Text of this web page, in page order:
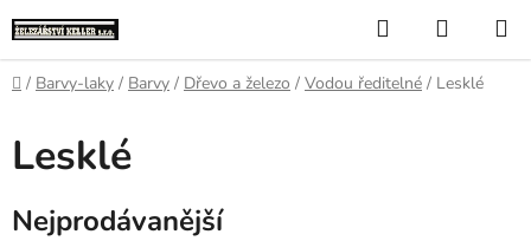
na
obsah
Hledat
KOŠÍK
Domů
/ Barvy-laky / Barvy / Dřevo a železo / Vodou ředitelné / Lesklé
Lesklé
Nejprodávanější